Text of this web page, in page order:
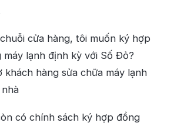
cửa hàng, tôi muốn ký hợp
lạnh định kỳ với Số Đỏ?
hàng sửa chữa máy lạnh
có chính sách ký hợp đồng